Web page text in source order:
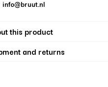
info@bruut.nl
this product
and returns